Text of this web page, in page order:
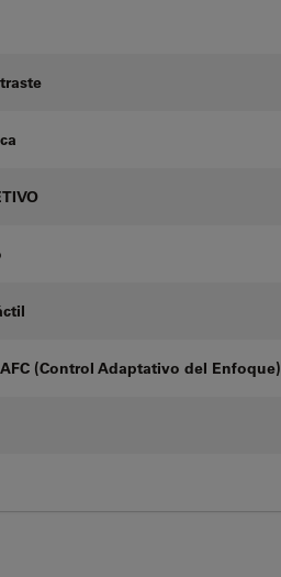
(Control Adaptativo del Enfoque)